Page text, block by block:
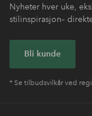
Nyheter hver uke,
stilinspirasjon–
Bli kunde
* Se tilbudsvilkår ved